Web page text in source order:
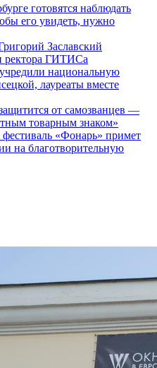
готовятся наблюдать
его увидеть, нужно
Заславский
ректора ГИТИСа
национальную
лауреаты вместе
от самозванцев —
товарным знаком»
«Фонарь» примет
на благотворительную